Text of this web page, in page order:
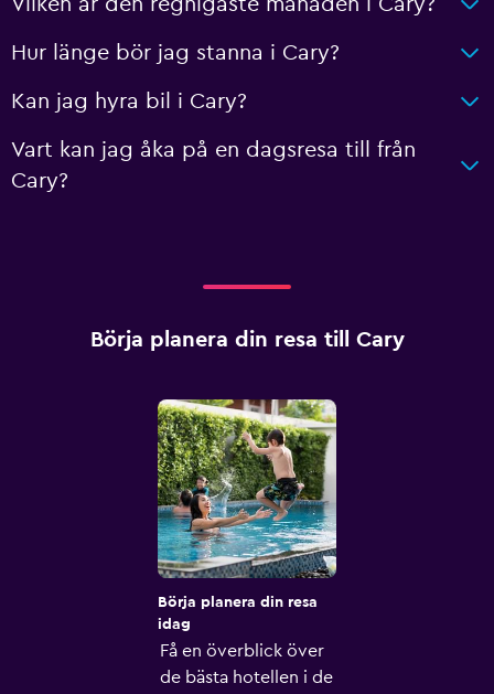
Vilken är den regnigaste månaden i Cary?
Hur länge bör jag stanna i Cary?
Kan jag hyra bil i Cary?
Vart kan jag åka på en dagsresa till från
Cary?
Börja planera din resa till Cary
Börja planera din resa
idag
Få en överblick över
de bästa hotellen i de